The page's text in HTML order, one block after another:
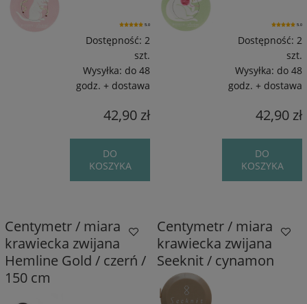
5.0
Dostępność: 2
szt.
Wysyłka: do 48
godz. + dostawa
42,90 zł
DO
KOSZYKA
5.0
Dostępność: 2
szt.
Wysyłka: do 48
godz. + dostawa
42,90 zł
DO
KOSZYKA
Centymetr / miara
krawiecka zwijana
Hemline Gold / czerń /
150 cm
Centymetr / miara
krawiecka zwijana
Seeknit / cynamon